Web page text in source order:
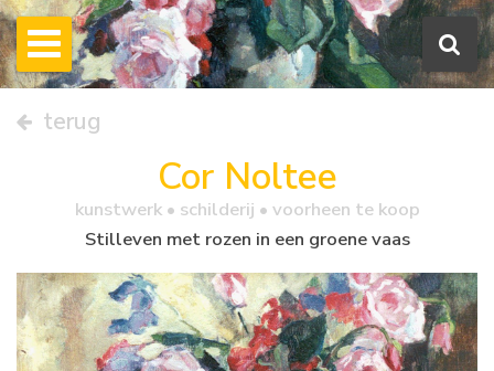
terug
Cor Noltee
kunstwerk • schilderij • voorheen te koop
Stilleven met rozen in een groene vaas